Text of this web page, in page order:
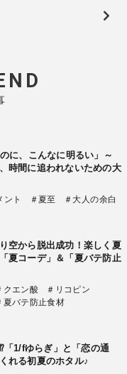
のに、こんなに明るい」～
時間に追われないための大
ント ＃夏至 ＃大人の余白
空から脱出成功！楽しく夏
夏コーデ」＆「夏バテ防止
クエン酸
＃リコピン
夏バテ防止食材
「1/fゆらぎ」と「恋の通
れる初夏のホタル♪